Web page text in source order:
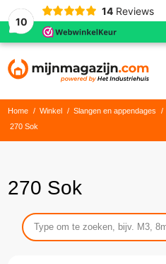
10
14 Reviews
Home / Winkel / Slangen en appendages /
270 Sok
270 Sok